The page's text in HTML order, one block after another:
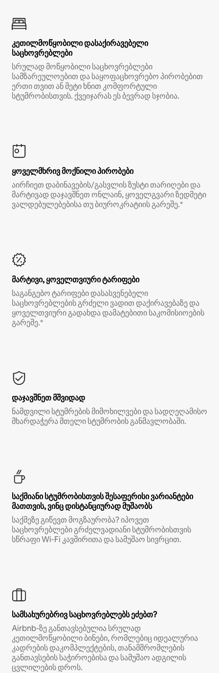
კეთილმოწყობილი დასაქირავებელი
საცხოვრებლები
სრულად მოწყობილი საცხოვრებლები
სამზარეულოებით და საყოფაცხოვრებო პირობებით
ერთი თვით ან მეტი ხნით კომფორტული
სტუმრობისთვის. ქვეიჯარას ეს ბევრად სჯობია.
ყოველმხრივ მოქნილი პირობები
აირჩიეთ დაბინავების/გასვლის ზუსტი თარიღები და
მარტივად დაჯავშნეთ ონლაინ, ყოველგვარი ზედმეტი
ვალდებულებებისა თუ ბიუროკრატიის გარეშე.*
მარტივი, ყოველთვიური ტარიფები
საგანგებო ტარიფები დასასვენებელი
საცხოვრებლების გრძელი ვადით დაქირავებაზე და
ყოველთვიური გადახდა დამატებითი საკომისიოების
გარეშე.*
დაჯავშნეთ მშვიდად
ნამდვილი სტუმრების მიმოხილვები და სადღეღამისო
მხარდაჭერა მთელი სტუმრობის განმავლობაში.
საქმიანი სტუმრობისთვის შესაფერისი ვარიანტები
მათთვის, ვინც დისტანციურად მუშაობს
საქმეზე გიწევთ მოგზაურობა? იპოვეთ
საცხოვრებლები გრძელვადიანი სტუმრობისთვის
სწრაფი Wi‑Fi კავშირითა და სამუშაო სივრცით.
სამსახურებრივ საცხოვრებლებს ეძებთ?
Airbnb‑ზე განთავსებულია სრულად
კეთილმოწყობილი ბინები, რომლებიც იდეალურია
კადრების დაკომპლექტების, თანამშრომლების
განთავსების საჭიროებისა და სამუშაო ადგილის
ცვლილების დროს.